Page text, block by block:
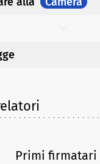
Primi firmatari